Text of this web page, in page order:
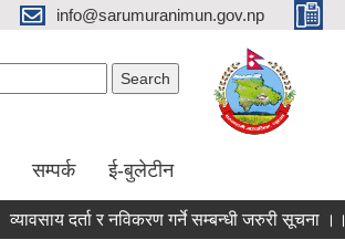
info@sarumuranimun.gov.np
सम्पर्क ई-बुलेटीन
व्यावसाय दर्ता र नविकरण गर्ने सम्बन्धी जरुरी सूचना ।।।